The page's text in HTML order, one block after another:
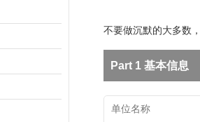
不要做沉默的大多数
Part 1 基本信息